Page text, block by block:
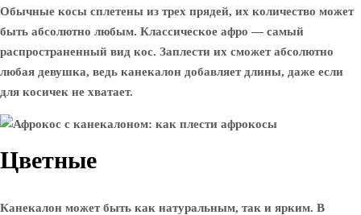
Обычные косы сплетены из трех прядей, их количество может
быть абсолютно любым. Классическое афро — самый
распространенный вид кос. Заплести их сможет абсолютно
любая девушка, ведь канекалон добавляет длины, даже если
для косичек не хватает.
Цветные
Канекалон может быть как натуральным, так и ярким. В